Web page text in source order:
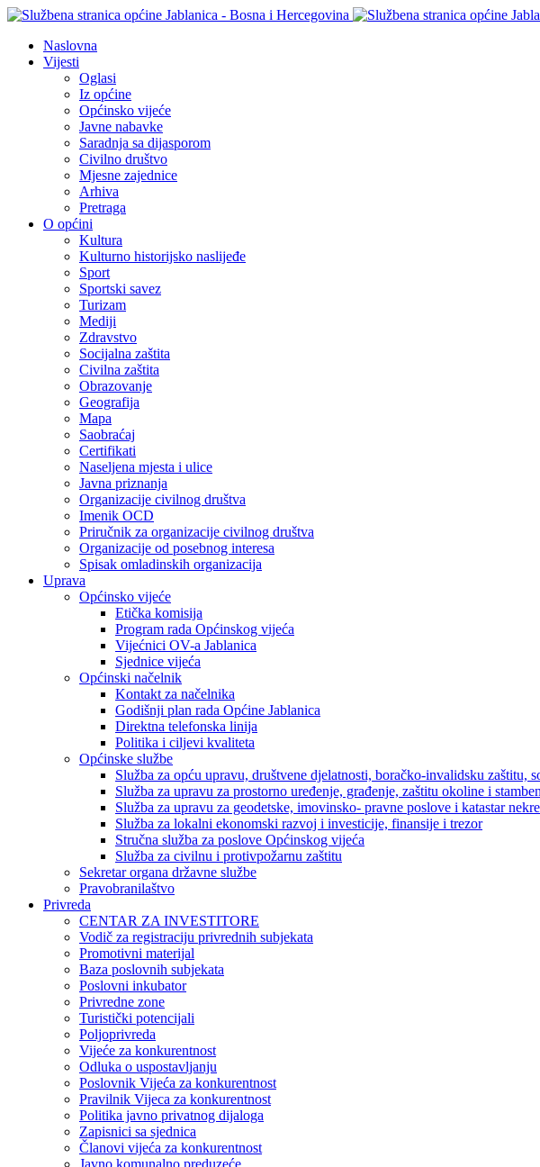
Naslovna
Vijesti
Oglasi
Iz općine
Općinsko vijeće
Javne nabavke
Saradnja sa dijasporom
Civilno društvo
Mjesne zajednice
Arhiva
Pretraga
O općini
Kultura
Kulturno historijsko naslijeđe
Sport
Sportski savez
Turizam
Mediji
Zdravstvo
Socijalna zaštita
Civilna zaštita
Obrazovanje
Geografija
Mapa
Saobraćaj
Certifikati
Naseljena mjesta i ulice
Javna priznanja
Organizacije civilnog društva
Imenik OCD
Priručnik za organizacije civilnog društva
Organizacije od posebnog interesa
Spisak omladinskih organizacija
Uprava
Općinsko vijeće
Etička komisija
Program rada Općinskog vijeća
Vijećnici OV-a Jablanica
Sjednice vijeća
Općinski načelnik
Kontakt za načelnika
Godišnji plan rada Općine Jablanica
Direktna telefonska linija
Politika i ciljevi kvaliteta
Općinske službe
Služba za opću upravu, društvene djelatnosti, boračko-invalidsku zaštitu,
Služba za upravu za prostorno uređenje, građenje, zaštitu okoline i
Služba za upravu za geodetske, imovinsko- pravne poslove i katastar
Služba za lokalni ekonomski razvoj i investicije, finansije i trezor
Stručna služba za poslove Općinskog vijeća
Služba za civilnu i protivpožarnu zaštitu
Sekretar organa državne službe
Pravobranilaštvo
Privreda
CENTAR ZA INVESTITORE
Vodič za registraciju privrednih subjekata
Promotivni materijal
Baza poslovnih subjekata
Poslovni inkubator
Privredne zone
Turistički potencijali
Poljoprivreda
Vijeće za konkurentnost
Odluka o uspostavljanju
Poslovnik Vijeća za konkurentnost
Pravilnik Vijeca za konkurentnost
Politika javno privatnog dijaloga
Zapisnici sa sjednica
Članovi vijeća za konkurentnost
Javno komunalno preduzeće